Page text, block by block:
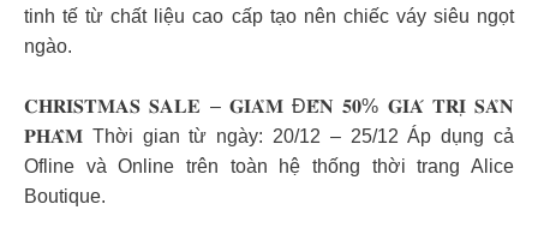
tinh tế từ chất liệu cao cấp tạo nên chiếc váy siêu ngọt
ngào.
𝐂𝐇𝐑𝐈𝐒𝐓𝐌𝐀𝐒 𝐒𝐀𝐋𝐄 – 𝐆𝐈𝐀̉𝐌 Đ𝐄̂́𝐍 𝟓𝟎% 𝐆𝐈𝐀́ 𝐓𝐑𝐈̣ 𝐒𝐀̉𝐍
𝐏𝐇𝐀̂̉𝐌 Thời gian từ ngày: 20/12 – 25/12 Áp dụng cả
Ofline và Online trên toàn hệ thống thời trang Alice
Boutique.